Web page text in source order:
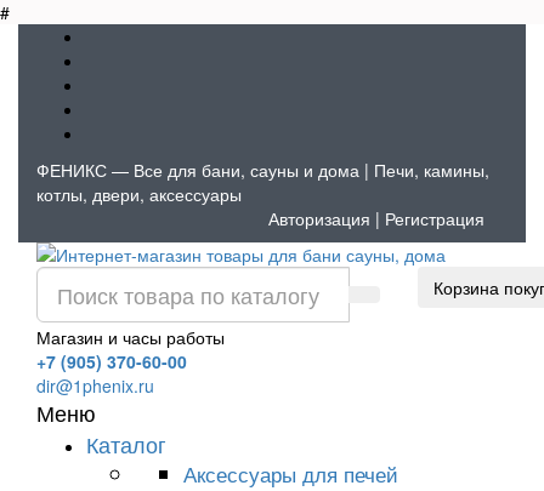
#
ФЕНИКС — Все для бани, сауны и дома | Печи, камины,
котлы, двери, аксессуары
Авторизация | Регистрация
Магазин и часы работы
+7 (905) 370-60-00
dir@1phenix.ru
Корзина
Меню
Каталог
Аксессуары для печей